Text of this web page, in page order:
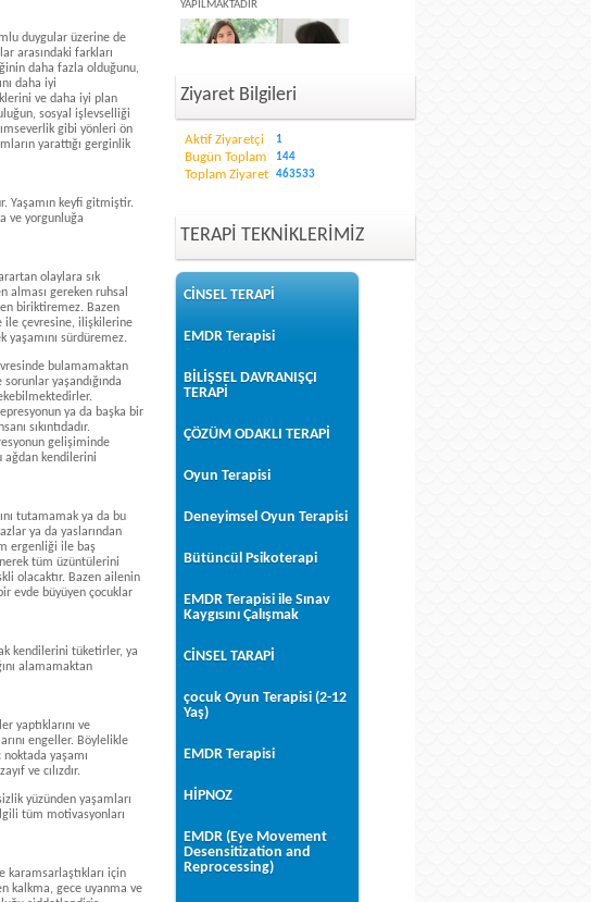
duygular üzerine de
arasındaki farkları
daha fazla olduğunu,
daha iyi
ve daha iyi plan
sosyal işlevselliği
gibi yönleri ön
yarattığı gerginlik
Yaşamın keyfi gitmiştir.
ve yorgunluğa
olaylara sık
alması gereken ruhsal
biriktiremez. Bazen
ile çevresine, ilişkilerine
yaşamını sürdüremez.
bulamamaktan
yaşandığında
ya da başka bir
sıkıntıdadır.
gelişiminde
ağdan kendilerini
tutamamak ya da bu
ya da yaslarından
ergenliği ile baş
tüm üzüntülerini
olacaktır. Bazen ailenin
evde büyüyen çocuklar
kendilerini tüketirler, ya
alamamaktan
yaptıklarını ve
engeller. Böylelikle
yaşamı
ve cılızdır.
yüzünden yaşamları
tüm motivasyonları
karamsarlaştıkları için
kalkma, gece uyanma ve
FORUM ÇÖZÜM KLİNİK
PSİKOTERAPİ DANIŞMANLIK MERKEZİ
HİZMET VERMEYE BAŞLAMIŞTIR.
Ziyaret Bilgileri
Aktif Ziyaretçi 1
Bugün Toplam 144
Toplam Ziyaret 463533
TERAPİ TEKNİKLERİMİZ
CİNSEL TERAPİ
EMDR Terapisi
BİLİŞSEL DAVRANIŞÇI
TERAPİ
ÇÖZÜM ODAKLI TERAPİ
Oyun Terapisi
Deneyimsel Oyun Terapisi
Bütüncül Psikoterapi
EMDR Terapisi ile Sınav
Kaygısını Çalışmak
CİNSEL TARAPİ
çocuk Oyun Terapisi (2-12
Yaş)
EMDR Terapisi
HİPNOZ
EMDR (Eye Movement
Desensitization and
Reprocessing)